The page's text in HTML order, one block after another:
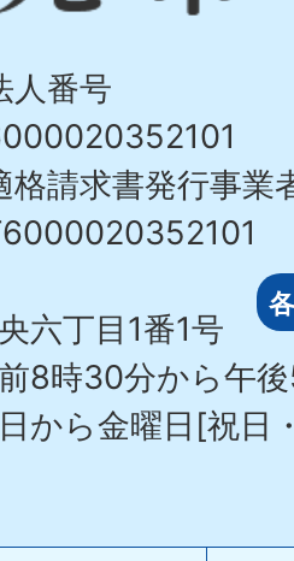
人番号
格請求書発行事業
六丁目1番1号
8時30分から午
から金曜日[祝日